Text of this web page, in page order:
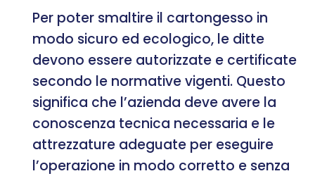
Per poter smaltire il cartongesso in
modo sicuro ed ecologico, le ditte
devono essere autorizzate e certificate
secondo le normative vigenti. Questo
significa che l’azienda deve avere la
conoscenza tecnica necessaria e le
attrezzature adeguate per eseguire
l’operazione in modo corretto e senza